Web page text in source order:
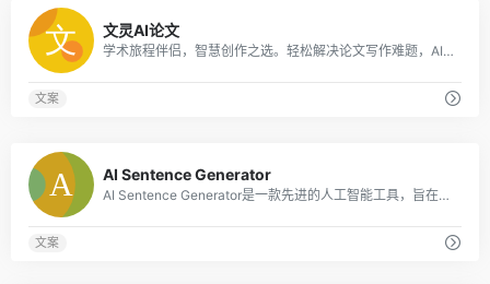
文灵AI论文
学术旅程伴侣，智慧创作之选。轻松解决论文写作难题，AI论文助您一键完成，仅需一杯咖啡时间，即可轻松问鼎学术*！
文案
AI Sentence Generator
AI Sentence Generator是一款先进的人工智能工具，旨在为各种内容需求生成个性化的句子，包括但不限于博客、社交媒体帖子和专业电子邮件。
文案